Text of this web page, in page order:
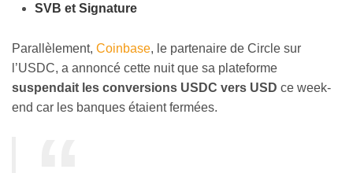
SVB et Signature
Parallèlement, Coinbase, le partenaire de Circle sur
l’USDC, a annoncé cette nuit que sa plateforme
suspendait les conversions USDC vers USD ce week-
end car les banques étaient fermées.